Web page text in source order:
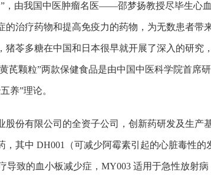
，由我国中医肿瘤名医——邵梦扬教授尽毕生心
的治疗药物和提高免疫力的药物，为无数患者
苓多糖在中国和日本很早就开展了深入的研
芪颗粒”两款保健食品是由中国中医科学院首
养”理论。
股份有限公司的全资子公司，创新药研发及生
，其中 DH001（可减少阿霉素引起的心脏毒性
致的血小板减少症，MY003 适用于急性放射